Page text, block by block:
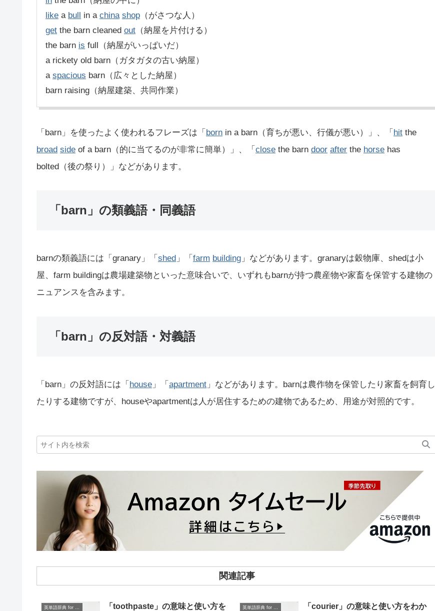
like a bull in a china shop （がさつな人）
get the barn cleaned out （納屋を片付ける）
the barn is full（納屋がいっぱいだ）
a rickety old barn（ガタガタの古い納屋）
a spacious barn（広々とした納屋）
barn raising（納屋建築、共同作業）
「barn」を使ったよく使われるフレーズは「 born in a barn（育ちが悪い、行儀が悪い）」、「 hit the
broad side of a barn（的に当てるのが非常に簡単）」、「 close the barn door after the horse has
bolted（後の祭り）」などがあります。
「barn」の類義語・同義語
barnの類義語には「granary」「 shed 」「 farm building 」などがあります。granaryは穀物庫、shedは小
屋、farm buildingは農場建築物といった意味合いで、いずれもbarnが持つ農産物や家畜を保管する建物の
ニュアンスを含みます。
「barn」の反対語・対義語
「barn」の反対語には「 house 」「 apartment 」などがあります。barnは農作物を保管したり家畜を飼育し
たりする建物ですが、houseやapartmentは人が居住するための建物であるため、用途が対照的です。
関連記事
「toothpaste」の意味と使い方を
「courier」の意味と使い方をわか